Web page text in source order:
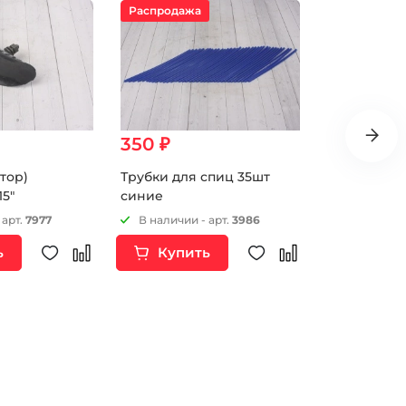
7977
Распродажа
350 ₽
Трубки для спиц 35шт
синие
В наличии - арт. 3986
Купить